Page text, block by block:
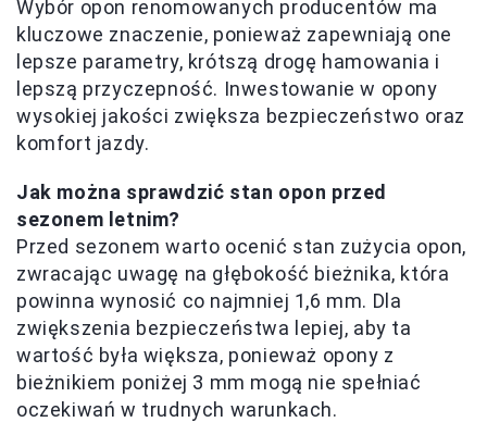
Wybór opon renomowanych producentów ma
kluczowe znaczenie, ponieważ zapewniają one
lepsze parametry, krótszą drogę hamowania i
lepszą przyczepność. Inwestowanie w opony
wysokiej jakości zwiększa bezpieczeństwo oraz
komfort jazdy.
Jak można sprawdzić stan opon przed
sezonem letnim?
Przed sezonem warto ocenić stan zużycia opon,
zwracając uwagę na głębokość bieżnika, która
powinna wynosić co najmniej 1,6 mm. Dla
zwiększenia bezpieczeństwa lepiej, aby ta
wartość była większa, ponieważ opony z
bieżnikiem poniżej 3 mm mogą nie spełniać
oczekiwań w trudnych warunkach.